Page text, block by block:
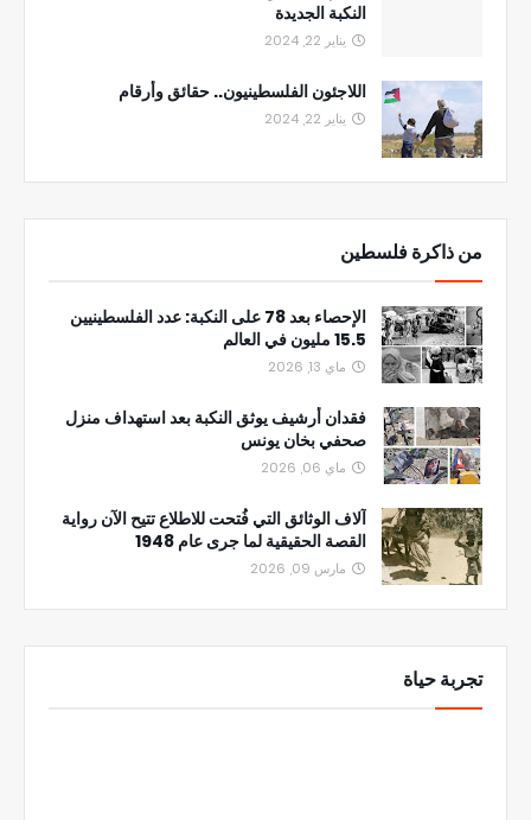
النكبة الجديدة
يناير 22, 2024
اللاجئون الفلسطينيون.. حقائق وأرقام
يناير 22, 2024
من ذاكرة فلسطين
الإحصاء بعد 78 على النكبة: عدد الفلسطينيين
15.5 مليون في العالم
ماي 13, 2026
فقدان أرشيف يوثق النكبة بعد استهداف منزل
صحفي بخان يونس
ماي 06, 2026
آلاف الوثائق التي فُتحت للاطلاع تتيح الآن رواية
القصة الحقيقية لما جرى عام 1948
مارس 09, 2026
تجربة حياة